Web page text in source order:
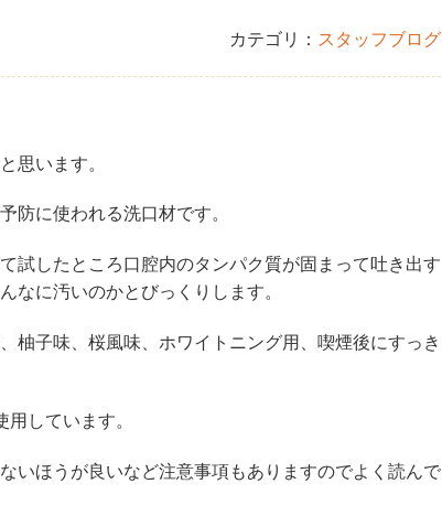
カテゴリ： スタッフブログ
思います。
防に使われる洗口材です。
試したところ口腔内のタンパク質が固まって吐き出す
なに汚いのかとびっくりします。
柚子味、桜風味、ホワイトニング用、喫煙後にすっき
しています。
いほうが良いなど注意事項もありますのでよく読んで